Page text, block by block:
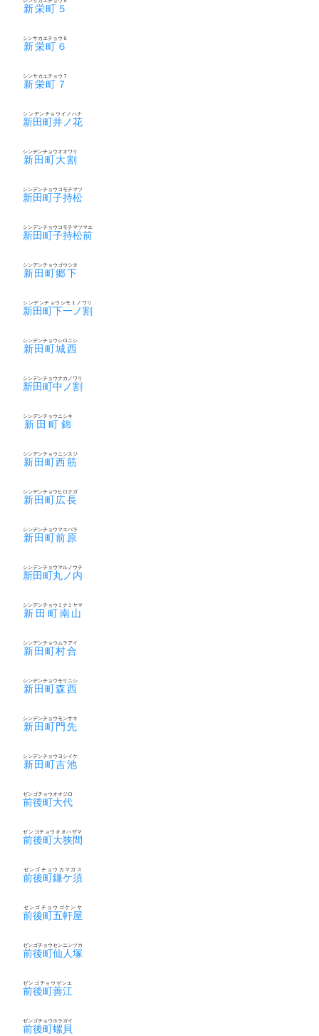
新栄町５
新栄町６
シンサカエチョウ６
新栄町７
シンサカエチョウ７
新田町井ノ花
シンデンチョウイノハナ
新田町大割
シンデンチョウオオワリ
新田町子持松
シンデンチョウコモチマツ
新田町子持松前
シンデンチョウコモチマツマエ
新田町郷下
シンデンチョウゴウシタ
新田町下一ノ割
シンデンチョウシモ１ノワリ
新田町城西
シンデンチョウシロニシ
新田町中ノ割
シンデンチョウナカノワリ
新田町錦
シンデンチョウニシキ
新田町西筋
シンデンチョウニシスジ
新田町広長
シンデンチョウヒロナガ
新田町前原
シンデンチョウマエバラ
新田町丸ノ内
シンデンチョウマルノウチ
新田町南山
シンデンチョウミナミヤマ
新田町村合
シンデンチョウムラアイ
新田町森西
シンデンチョウモリニシ
新田町門先
シンデンチョウモンサキ
新田町吉池
シンデンチョウヨシイケ
前後町大代
ゼンゴチョウオオジロ
前後町大狭間
ゼンゴチョウオオハザマ
前後町鎌ケ須
ゼンゴチョウカマガス
前後町五軒屋
ゼンゴチョウゴケンヤ
前後町仙人塚
ゼンゴチョウセンニンヅカ
前後町善江
ゼンゴチョウゼンエ
前後町螺貝
ゼンゴチョウホラガイ